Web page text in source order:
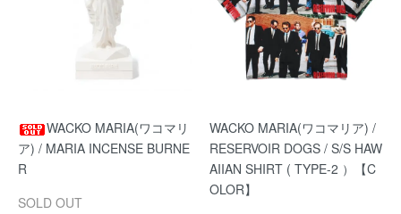
WACKO MARIA(ワコマリ
ア) / MARIA INCENSE BURNE
R
SOLD OUT
WACKO MARIA(ワコマリア) /
RESERVOIR DOGS / S/S HAW
AIIAN SHIRT ( TYPE-2 ）【C
OLOR】